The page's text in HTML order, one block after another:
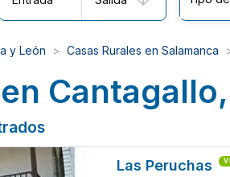
y León Casas Rurales en Salamanca
Las Peruchas